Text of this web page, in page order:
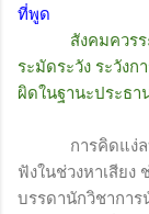
ที่พูด
สังคมควร
ระมัดระวัง ระวัง
ผิดในฐานะประธา
การคิดแง่ลบต่
ฟังในช่วงหาเสียง
บรรดานักวิชาการ